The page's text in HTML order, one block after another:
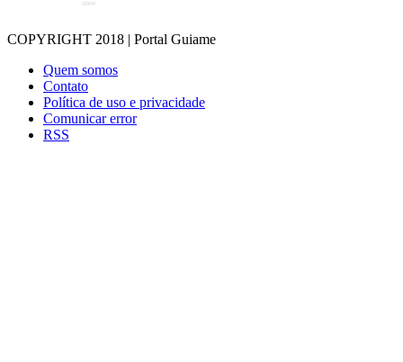
COPYRIGHT 2018 | Portal Guiame
Quem somos
Contato
Política de uso e privacidade
Comunicar error
RSS